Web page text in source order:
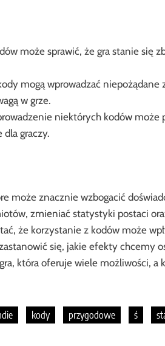
może sprawić, że gra stanie się
mogą wprowadzać niepożądane
w grze.
niektórych kodów może
dla graczy.
może znacznie wzbogacić
zmieniać statystyki postaci
że korzystanie z kodów może
się, jakie efekty chcemy
która oferuje wiele możliwości,
kody przygodowe ś